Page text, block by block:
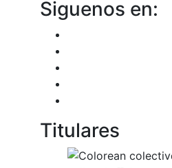
Siguenos en:
Titulares